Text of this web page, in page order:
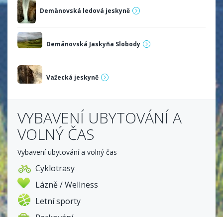
Demänovská ledová jeskyně
Demänovská Jaskyňa Slobody
Važecká jeskyně
VYBAVENÍ UBYTOVÁNÍ A
VOLNÝ ČAS
Vybavení ubytování a volný čas
Cyklotrasy
Lázně / Wellness
Letní sporty